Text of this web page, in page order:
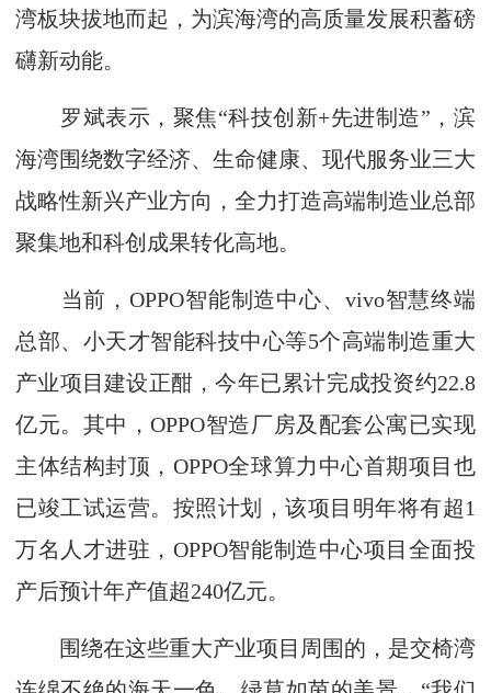
湾板块拔地而起，为滨海湾的高质量发展积蓄磅
礴新动能。
罗斌表示，聚焦“科技创新+先进制造”，滨
海湾围绕数字经济、生命健康、现代服务业三大
战略性新兴产业方向，全力打造高端制造业总部
聚集地和科创成果转化高地。
当前，OPPO智能制造中心、vivo智慧终端
总部、小天才智能科技中心等5个高端制造重大
产业项目建设正酣，今年已累计完成投资约22.8
亿元。其中，OPPO智造厂房及配套公寓已实现
主体结构封顶，OPPO全球算力中心首期项目也
已竣工试运营。按照计划，该项目明年将有超1
万名人才进驻，OPPO智能制造中心项目全面投
产后预计年产值超240亿元。
围绕在这些重大产业项目周围的，是交椅湾